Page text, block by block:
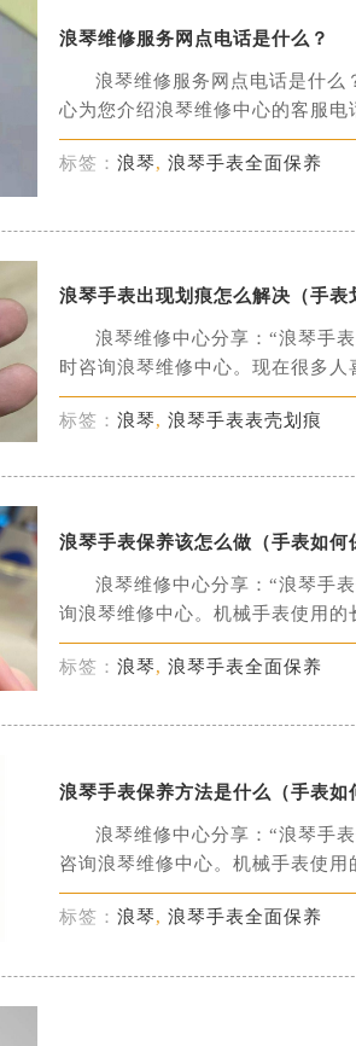
浪琴维修服务网点电话是什么？
浪琴维修服务网点电话是什么
心为您介绍浪琴维修中心的客服
标签： 浪琴, 浪琴手表全面保养
浪琴手表出现划痕怎么解决（手表
浪琴维修中心分享：“浪琴手
时咨询浪琴维修中心。现在很多
标签： 浪琴, 浪琴手表表壳划痕
浪琴手表保养该怎么做（手表如何
浪琴维修中心分享：“浪琴手
询浪琴维修中心。机械手表使用
标签： 浪琴, 浪琴手表全面保养
浪琴手表保养方法是什么（手表如
浪琴维修中心分享：“浪琴手
咨询浪琴维修中心。机械手表使
标签： 浪琴, 浪琴手表全面保养